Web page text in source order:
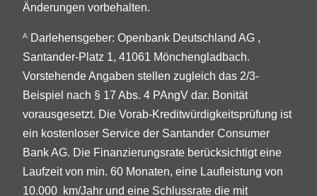
Änderungen vorbehalten.
A
Darlehensgeber: Openbank Deutschland AG ,
Santander-Platz 1, 41061 Mönchengladbach.
Vorstehende Angaben stellen zugleich das 2/3-
Beispiel nach § 17 Abs. 4 PAngV dar. Bonität
vorausgesetzt. Die Vorab-Kreditwürdigkeitsprüfung ist
ein kostenloser Service der Santander Consumer
Bank AG. Die Finanzierungsrate berücksichtigt eine
Laufzeit von min. 60 Monaten, eine Laufleistung von
10.000 km/Jahr und eine Schlussrate die mit